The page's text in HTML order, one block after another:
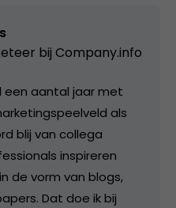
bij Company.info
een aantal jaar met
als
blij van collega
inspireren
de vorm van blogs,
Dat doe ik bij